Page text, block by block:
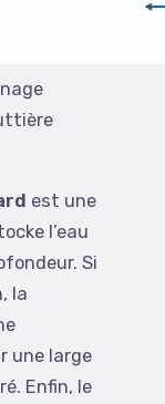
est une
l’eau
Si
la
une large
Enfin, le